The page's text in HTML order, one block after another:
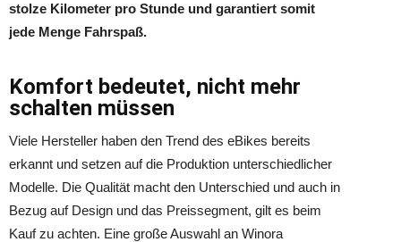
stolze Kilometer pro Stunde und garantiert somit
jede Menge Fahrspaß.
Komfort bedeutet, nicht mehr
schalten müssen
Viele Hersteller haben den Trend des eBikes bereits
erkannt und setzen auf die Produktion unterschiedlicher
Modelle. Die Qualität macht den Unterschied und auch in
Bezug auf Design und das Preissegment, gilt es beim
Kauf zu achten. Eine große Auswahl an Winora